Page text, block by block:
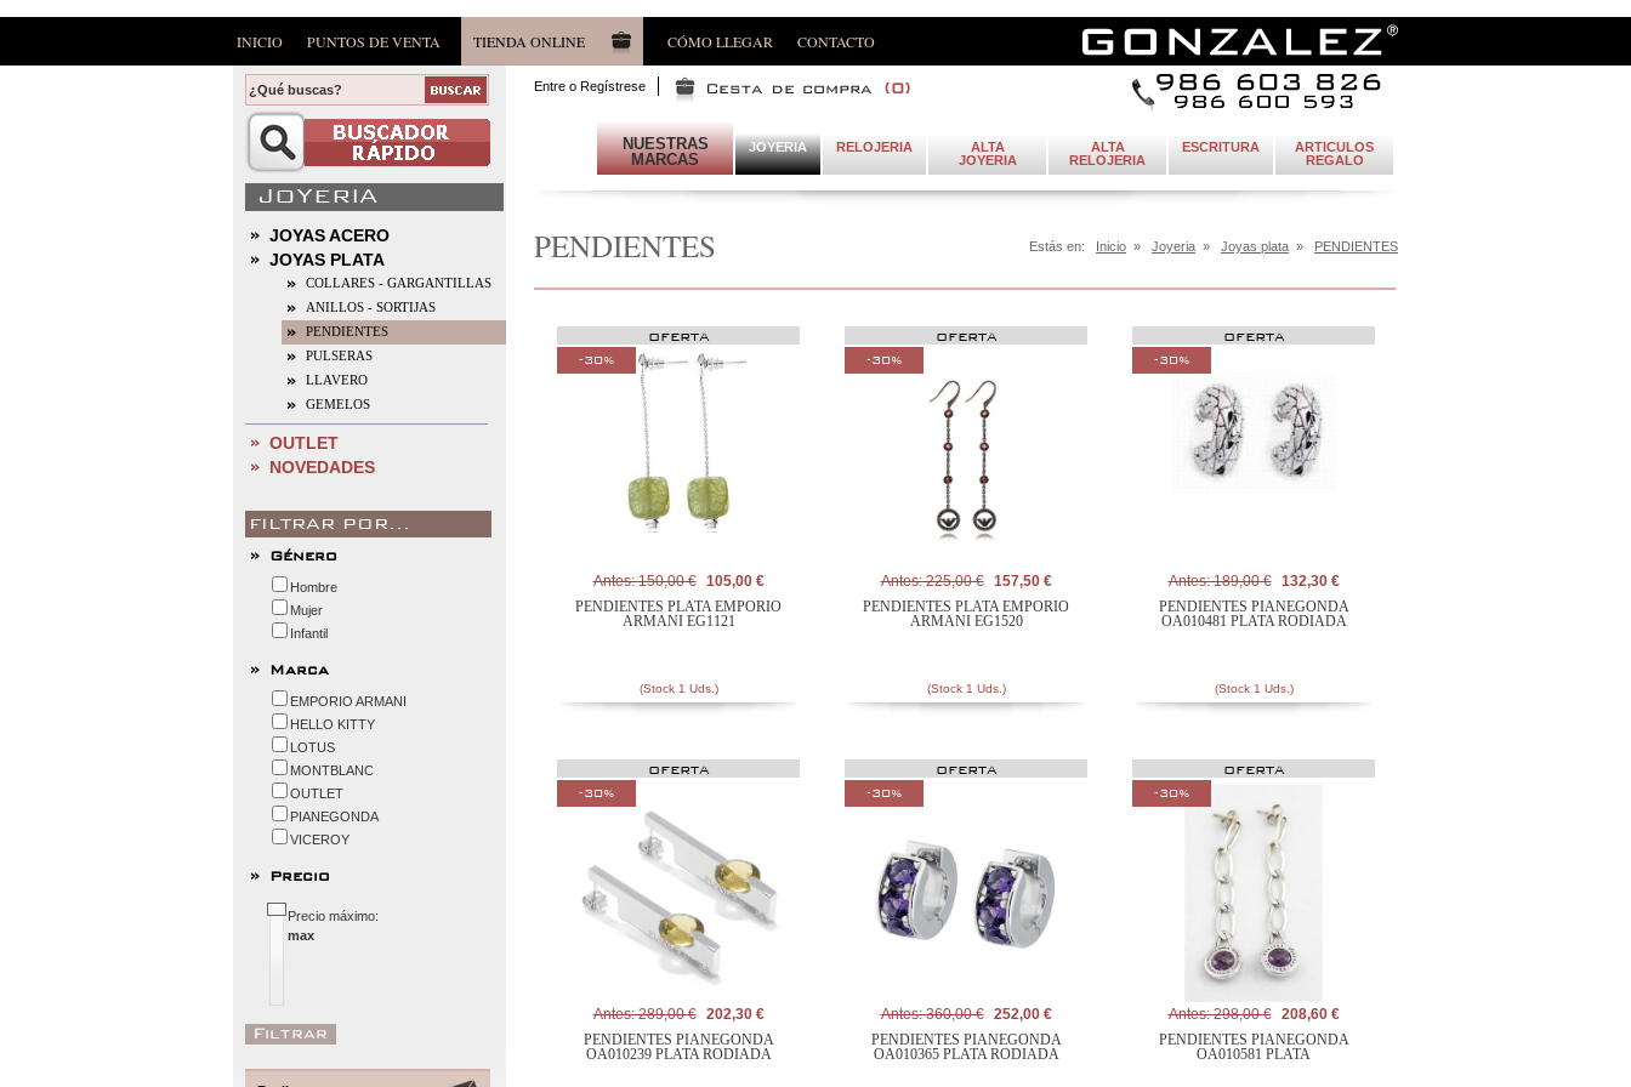
INICIO PUNTOS DE VENTA TIENDA ONLINE CÓMO LLEGAR CONTACTO
JOYERIA
JOYAS ACERO
JOYAS PLATA
COLLARES - GARGANTILLAS
ANILLOS - SORTIJAS
PENDIENTES
PULSERAS
LLAVERO
GEMELOS
OUTLET
NOVEDADES
FILTRAR POR...
Género
Hombre
Mujer
Infantil
Marca
EMPORIO ARMANI
HELLO KITTY
LOTUS
MONTBLANC
OUTLET
PIANEGONDA
VICEROY
Precio
Precio máximo:
max
Entre o Regístrese (0)
NUESTRAS
MARCAS
JOYERIA RELOJERIA
ALTA
JOYERIA
ALTA
RELOJERIA
ESCRITURA
ARTICULOS
REGALO
PENDIENTES Estás en: Inicio » Joyeria » Joyas plata » PENDIENTES
-30%
OFERTA
Antes: 150,00 €
105,00 €
PENDIENTES PLATA EMPORIO
ARMANI EG1121
(Stock 1 Uds.)
-30%
OFERTA
Antes: 225,00 €
157,50 €
PENDIENTES PLATA EMPORIO
ARMANI EG1520
(Stock 1 Uds.)
-30%
OFERTA
Antes: 189,00 €
132,30 €
PENDIENTES PIANEGONDA
OA010481 PLATA RODIADA
(Stock 1 Uds.)
-30%
OFERTA
Antes: 289,00 €
202,30 €
PENDIENTES PIANEGONDA
OA010239 PLATA RODIADA
-30%
OFERTA
Antes: 360,00 €
252,00 €
PENDIENTES PIANEGONDA
OA010365 PLATA RODIADA
-30%
OFERTA
Antes: 298,00 €
208,60 €
PENDIENTES PIANEGONDA
OA010581 PLATA